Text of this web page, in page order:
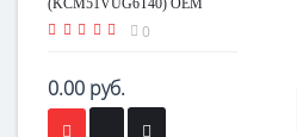
0
0.00 руб.